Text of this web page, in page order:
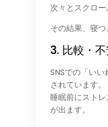
次々とスクロー
その結果、寝
3. 比較・
SNSでの「い
されています。
睡眠前にストレ
が出ます。